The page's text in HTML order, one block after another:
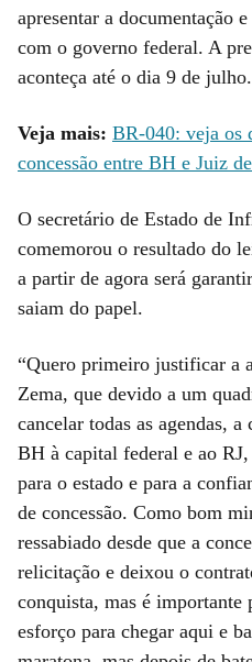
apresentar a documentação
com o governo federal. A
aconteça até o dia 9 de julho.
Veja mais: BR-040: veja os
concessão entre BH e Juiz
O secretário de Estado de
comemorou o resultado do
a partir de agora será
saiam do papel.
“Quero primeiro justificar a
Zema, que devido a um
cancelar todas as agendas,
BH à capital federal e ao
para o estado e para a
de concessão. Como bom
ressabiado desde que a
relicitação e deixou o
conquista, mas é importante
esforço para chegar aqui e